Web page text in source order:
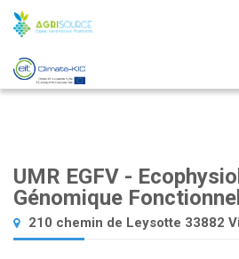
UMR EGFV -
Génomique
210 chemin de Leysotte 33882